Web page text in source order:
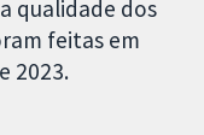
qualidade dos
feitas em
2023.